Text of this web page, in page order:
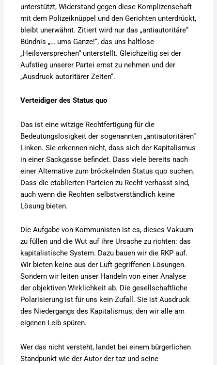
unterstützt, Widerstand gegen diese Komplizenschaft
mit dem Polizeiknüppel und den Gerichten unterdrückt,
bleibt unerwähnt. Zitiert wird nur das „antiautoritäre“
Bündnis „… ums Ganze!“, das uns haltlose
„Heilsversprechen“ unterstellt. Gleichzeitig sei der
Aufstieg unserer Partei ernst zu nehmen und der
„Ausdruck autoritärer Zeiten“.
Verteidiger des Status quo
Das ist eine witzige Rechtfertigung für die
Bedeutungslosigkeit der sogenannten „antiautoritären“
Linken. Sie erkennen nicht, dass sich der Kapitalismus
in einer Sackgasse befindet. Dass viele bereits nach
einer Alternative zum bröckelnden Status quo suchen.
Dass die etablierten Parteien zu Recht verhasst sind,
auch wenn die Rechten selbstverständlich keine
Lösung bieten.
Die Aufgabe von Kommunisten ist es, dieses Vakuum
zu füllen und die Wut auf ihre Ursache zu richten: das
kapitalistische System. Dazu bauen wir die RKP auf.
Wir bieten keine aus der Luft gegriffenen Lösungen.
Sondern wir leiten unser Handeln von einer Analyse
der objektiven Wirklichkeit ab. Die gesellschaftliche
Polarisierung ist für uns kein Zufall. Sie ist Ausdruck
des Niedergangs des Kapitalismus, den wir alle am
eigenen Leib spüren.
Wer das nicht versteht, landet bei einem bürgerlichen
Standpunkt wie der Autor der taz und seine